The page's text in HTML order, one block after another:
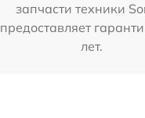
запчасти техники
предоставляет
лет.